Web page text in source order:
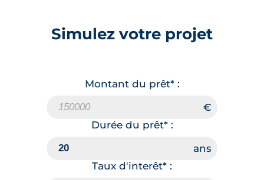
Simulez votre projet
Montant du prêt* :
Durée du prêt* :
Taux d'interêt* :